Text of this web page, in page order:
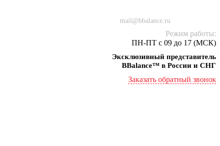
mail@bbalance.ru
Режим работы:
ПН-ПТ с 09 до 17 (МСК)
Эксклюзивный представитель
BBalance™ в России и СНГ
Заказать обратный звонок